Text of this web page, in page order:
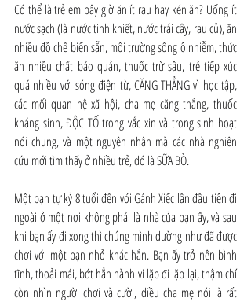
Có thể là trẻ em bây giờ ăn ít rau hay kén ăn? Uống ít
nước sạch (là nước tinh khiết, nước trái cây, rau củ), ăn
nhiều đồ chế biến sẵn, môi trường sống ô nhiễm, thức
ăn nhiều chất bảo quản, thuốc trừ sâu, trẻ tiếp xúc
quá nhiều với sóng điện từ, CĂNG THẲNG vì học tập,
các mối quan hệ xã hội, cha mẹ căng thẳng, thuốc
kháng sinh, ĐỘC TỐ trong vắc xin và trong sinh hoạt
nói chung, và một nguyên nhân mà các nhà nghiên
cứu mới tìm thấy ở nhiều trẻ, đó là SỮA BÒ.
Một bạn tự kỷ 8 tuổi đến với Gánh Xiếc lần đầu tiên đi
ngoài ở một nơi không phải là nhà của bạn ấy, và sau
khi bạn ấy đi xong thì chúng mình dường như đã được
chơi với một bạn nhỏ khác hẳn. Bạn ấy trở nên bình
tĩnh, thoải mái, bớt hẳn hành vi lặp đi lặp lại, thậm chí
còn nhìn người chơi và cười, điều cha mẹ nói là rất